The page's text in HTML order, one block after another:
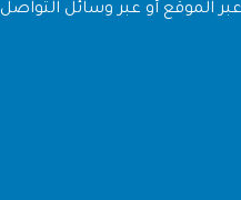
الموقع أو عبر وسائل التواصل